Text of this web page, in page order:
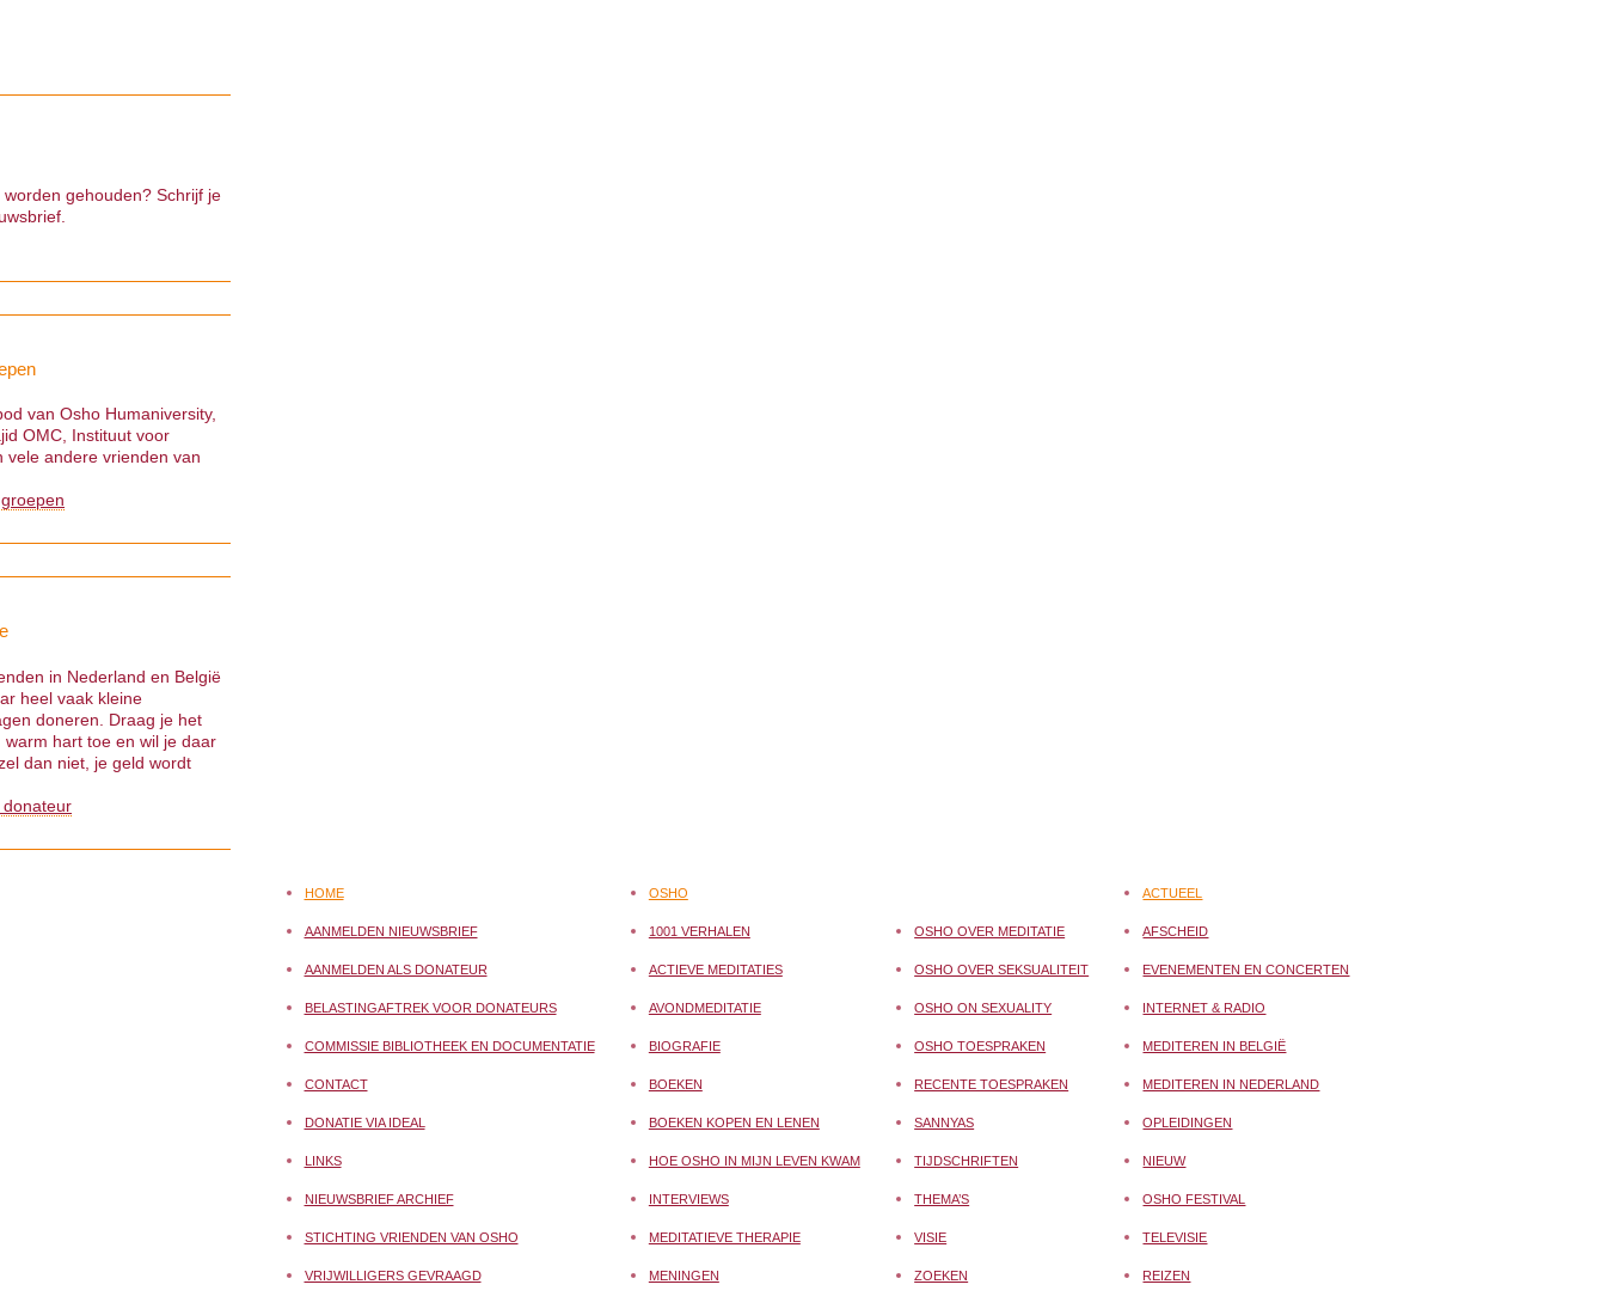
gehouden? Schrijf je
van Osho Humaniversity,
OMC, Instituut voor
vele andere vrienden van
in Nederland en België
heel vaak kleine
doneren. Draag je het
hart toe en wil je daar
dan niet, je geld wordt
HOME
AANMELDEN NIEUWSBRIEF
AANMELDEN ALS DONATEUR
BELASTINGAFTREK VOOR DONATEURS
COMMISSIE BIBLIOTHEEK EN DOCUMENTATIE
CONTACT
DONATIE VIA IDEAL
LINKS
NIEUWSBRIEF ARCHIEF
STICHTING VRIENDEN VAN OSHO
VRIJWILLIGERS GEVRAAGD
OSHO
1001 VERHALEN
ACTIEVE MEDITATIES
AVONDMEDITATIE
BIOGRAFIE
BOEKEN
BOEKEN KOPEN EN LENEN
HOE OSHO IN MIJN LEVEN KWAM
INTERVIEWS
MEDITATIEVE THERAPIE
MENINGEN
OSHO OVER MEDITATIE
OSHO OVER SEKSUALITEIT
OSHO ON SEXUALITY
OSHO TOESPRAKEN
RECENTE TOESPRAKEN
SANNYAS
TIJDSCHRIFTEN
THEMA’S
VISIE
ZOEKEN
ACTUEEL
AFSCHEID
EVENEMENTEN EN CONCERTEN
INTERNET & RADIO
MEDITEREN IN BELGIË
MEDITEREN IN NEDERLAND
OPLEIDINGEN
NIEUW
OSHO FESTIVAL
TELEVISIE
REIZEN